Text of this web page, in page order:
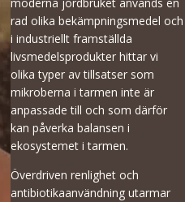
rad olika bekämpningsmedel och
i industriellt framställda
livsmedelsprodukter hittar vi
olika typer av tillsatser som
mikroberna i tarmen inte är
anpassade till och som därför
kan påverka balansen i
ekosystemet i tarmen.
Överdriven renlighet och
antibiotikaanvändning utarmar